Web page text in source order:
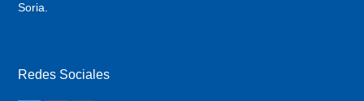
Soria.
Redes Sociales